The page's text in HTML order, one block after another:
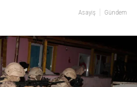
Asayiş Gündem